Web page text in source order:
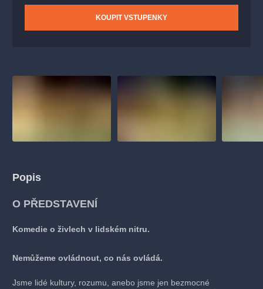
KOUPIT VSTUPENKY
Popis
O PŘEDSTAVENÍ
Komedie o živlech v lidském nitru.
Nemůžeme ovládnout, co nás ovládá.
Jsme lidé kultury, rozumu, anebo jsme jen bezmocné